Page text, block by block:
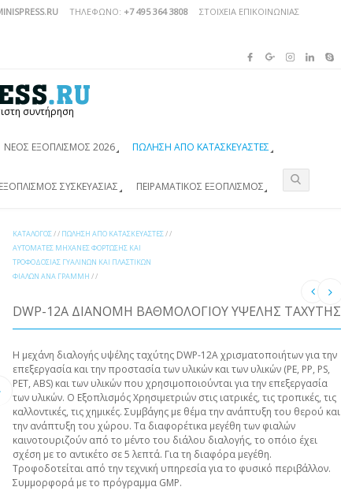
ΤΗΛΈΦΩΝΟ: +7 495 364 3808
ΣΤΟΙΧΕΊΑ ΕΠΙΚΟΙΝΩΝΊΑΣ
συντήρηση
ΝΈΟΣ ΕΞΟΠΛΙΣΜΌΣ 2026 ΠΏΛΗΣΗ ΑΠΌ ΚΑΤΑΣΚΕΥΑΣΤΈΣ
ΕΞΟΠΛΙΣΜΌΣ ΣΥΣΚΕΥΑΣΊΑΣ ΠΕΙΡΑΜΑΤΙΚΌΣ ΕΞΟΠΛΙΣΜΌΣ
ΚΑΤΆΛΟΓΟΣ/ / ΠΏΛΗΣΗ ΑΠΌ ΚΑΤΑΣΚΕΥΑΣΤΈΣ/ /
ΑΥΤΌΜΑΤΕΣ ΜΗΧΑΝΈΣ ΦΌΡΤΩΣΗΣ ΚΑΙ
ΤΡΟΦΟΔΟΣΊΑΣ ΓΥΆΛΙΝΩΝ ΚΑΙ ΠΛΑΣΤΙΚΏΝ
ΦΙΑΛΏΝ ΑΝΆ ΓΡΑΜΜΉ / /
DWP-12A ΔΙΑΝΟΜΉ ΒΑΘΜΟΛΟΓΊΟΥ ΥΨΈΛΗΣ ΤΑΧΎΤΗΣ
Η μεχάνη διαλογής υψέλης ταχύτης DWP-12A χρισματοποιήτων για την
επεξεργασία και την προστασία των υλικών και των υλικών (PE, PP, PS,
PET, ABS) και των υλικών που χρησιμοποιούνται για την επεξεργασία
των υλικών. Ο Εξοπλισμός Χρησιμετριών στις ιατρικές, τις τροπικές, τις
καλλοντικές, τις χημικές. Συμβάγης με θέμα την ανάπτυξη του θερού και
την ανάπτυξη του χώρου. Τα διαφορέτικα μεγέθη των φιαλών
καινοτουριζούν από το μέντο του διάλου διαλογής, το οπόιο έχει
σχέση με το αντικέτο σε 5 λεπτά. Για τη διαφόρα μεγέθη.
Τροφοδοτείται από την τεχνική υπηρεσία για το φυσικό περιβάλλον.
Συμμορφορά με το πρόγραμμα GMP.